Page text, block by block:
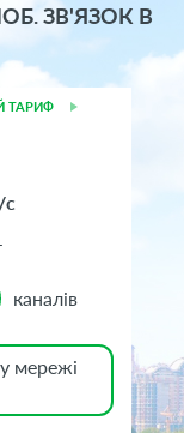
ЗВ'ЯЗОК В
ТАРИФ
с
каналів
мережі